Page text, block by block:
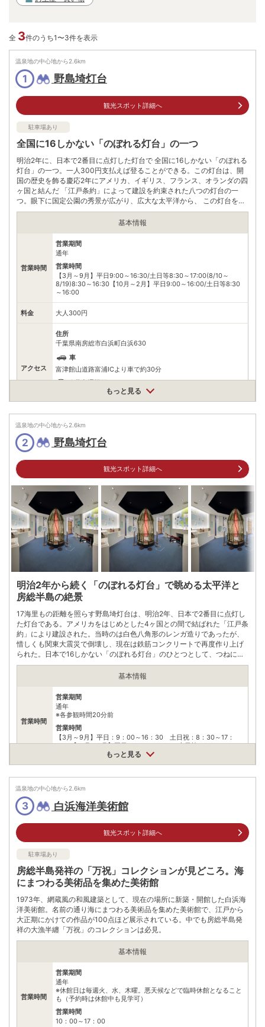
全 3件のうち1〜3件を表示
温泉地の中心地から2.6km
1 野島埼灯台
観光スポット詳細へ
駐車場あり
全国に16しかない「のぼれる灯台」の一つ
明治2年に、日本で2番目に点灯した灯台で 全国に16しかない「のぼれる
灯台」の一つ。一人300円支払えば登ることができる。この灯台は、開
国の歴史を飾る慶応2年にアメリカ、イギリス、フランス、オランダの四
ヶ国と結んだ 「江戸条約」によって建設を約束された八つの灯台の一
つ。眼下に国定公園の秀景が広がり、広大な太平洋から、 この灯台を目
指し東京湾に入る大型船の列を見ることができる。
基本情報
営業時間
営業期間
通年
営業時間
【3月～9月】平日9:00～16:30/土日等8:30～17:00(8/10～
8/19)8:30～16:30【10月～2月】平日9:00～16:00/土日等8:30
～16:00
料金 大人300円
アクセス
住所
千葉県南房総市白浜町白浜630
車
富津館山道路富浦ICより車で約30分
公共交通機関
JR内房線館山駅下車 館山駅 日東バス 野島埼灯台口下車 徒歩約
10分
駐車場 無料（30台）
電話番号 0433010118
※ 掲載情報は変更になる場合があります。最新の内容はご利用前にご自身でお
問合せください。
※ 料金情報は税込・税抜表記が混ざっております。正しい金額はご利用前にご
自身でお問合せください。
もっと見る
温泉地の中心地から2.6km
2 野島埼灯台
観光スポット詳細へ
明治2年から続く「のぼれる灯台」で眺める太平洋と
房総半島の絶景
17海里もの距離を照らす野島埼灯台は、明治2年、日本で2番目に点灯し
た灯台である。アメリカをはじめとした4ヶ国との間で結ばれた「江戸条
約」により建設された。当時のは白色八角形のレンガ造りであったが、
惜しくも関東大震災で倒壊し、現在は鉄筋コンクリートで再度作り上げ
られた。日本で16しかない「のぼれる灯台」のひとつとして、つねに多
くの参観者を集めている。灯台から眺める太平洋、踊り場から見える房
総半島はただただ見事、絶景の一言だ。
基本情報
営業時間
営業期間
通年
※各参観時間20分前
営業時間
【3月～9月】平日：9：00～16：30 土日祝：8：30～17：
00 【10月～2月】平日：9:00～16:00 土日等：8:30～16:00
中学生以上：300円
アクセス
千葉県南房総市白浜町白浜630
富津館山道路富浦I.Cより県道86号へ→国道410号を経由し約30
館山駅より日東バス乗車→野島埼灯台口下車（約35分）→徒歩
約10分／館山駅よりJRバス関東乗車→野島埼灯台口下車（約50
分）→徒歩約10分／千倉駅よりバス乗車→安房白浜駅（約30
分）→徒歩20分
駐車場
情報なし
※駐車場なし、但し付近に観光用の駐車場（無料）がございます
ので、そちらを利用していただければ、灯台まで徒歩5分程度
※電話番号先：野島埼支所
※ 掲載情報は変更になる場合があります。最新の内容はご利用前にご自身でお
問合せください。
※ 料金情報は税込・税抜表記が混ざっております。正しい金額はご利用前にご
自身でお問合せください。
もっと見る
温泉地の中心地から2.6km
3 白浜海洋美術館
観光スポット詳細へ
駐車場あり
房総半島発祥の「万祝」コレクションが見どころ。海
にまつわる美術品を集めた美術館
1973年、網蔵風の和風建築として、現在の場所に新築・開館した白浜海
洋美術館。名前の通り海にまつわる美術品を集めた美術館で、江戸から
大正期にかけての作品が100点ほど展示されている。中でも房総半島発
祥の大漁半纏「万祝」のコレクションは必見。
基本情報
営業時間
営業期間
通年
※休館日は毎週火、水、木曜。悪天候などで臨時休館となること
も（予約時は休館中も見学可）
営業時間
10：00～17：00